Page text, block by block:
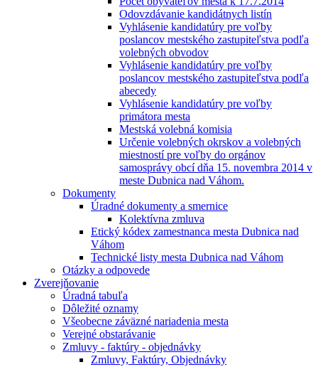
Odovzdávanie kandidátnych listín
Vyhlásenie kandidatúry pre voľby
poslancov mestského zastupiteľstva podľa
volebných obvodov
Vyhlásenie kandidatúry pre voľby
poslancov mestského zastupiteľstva podľa
abecedy
Vyhlásenie kandidatúry pre voľby
primátora mesta
Mestská volebná komisia
Určenie volebných okrskov a volebných
miestností pre voľby do orgánov
samosprávy obcí dňa 15. novembra 2014 v
meste Dubnica nad Váhom.
Dokumenty
Úradné dokumenty a smernice
Kolektívna zmluva
Etický kódex zamestnanca mesta Dubnica nad
Váhom
Technické listy mesta Dubnica nad Váhom
Otázky a odpovede
Zverejňovanie
Úradná tabuľa
Dôležité oznamy
Všeobecne záväzné nariadenia mesta
Verejné obstarávanie
Zmluvy - faktúry - objednávky
Zmluvy, Faktúry, Objednávky